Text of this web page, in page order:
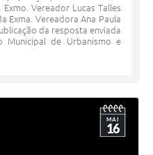
Vereador Lucas Talles
Exma. Vereadora Ana Paula
da resposta enviada
Municipal de Urbanismo e
MAI
16